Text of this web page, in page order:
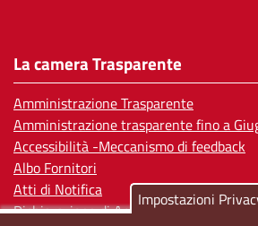
La camera Trasparente
Amministrazione Trasparente
Amministrazione trasparente fino a
Accessibilità -Meccanismo di feedback
Albo Fornitori
Atti di Notifica
Dichiarazione di Accessibilità
Impostazioni